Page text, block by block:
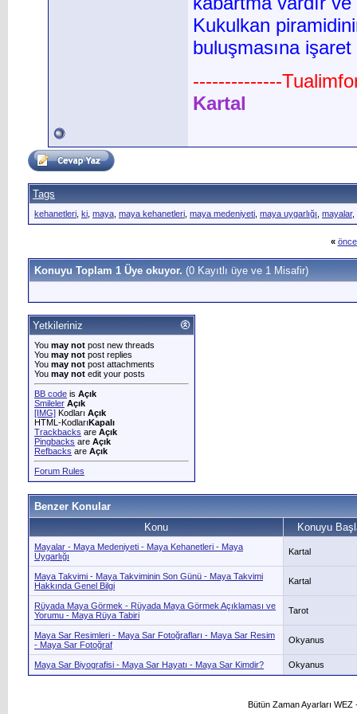
Kukulkan
buluşmasına
--------------
Kartal
Tags
kehanetleri ki maya maya kehanetleri maya medeniyeti maya uygarlığı mayalar,
«
Konuyu Toplam 1 Üye okuyor. (0 Kayıtlı üye ve 1 Misafir)
Yetkileriniz
You may not post new threads
You may not post replies
You may not post attachments
You may not edit your posts
BB code is Açık
Smileler Açık
[IMG] Kodları Açık
HTML-KodlarıKapalı
Trackbacks are Açık
Pingbacks are Açık
Refbacks are Açık
Forum Rules
Benzer Konular
Konu
Konuyu
Mayalar - Maya Medeniyeti - Maya Kehanetleri - Maya
Uygarlığı
Kartal
Maya Takvimi - Maya Takviminin Son Günü - Maya Takvimi
Hakkında Genel Bilgi
Kartal
Rüyada Maya Görmek - Rüyada Maya Görmek Açıklaması ve
Yorumu - Maya Rüya Tabiri
Tarot
Maya Sar Resimleri - Maya Sar Fotoğrafları - Maya Sar Resim
- Maya Sar Fotoğraf
Okyanus
Maya Sar Biyografisi - Maya Sar Hayatı - Maya Sar Kimdir? Okyanus
Bütün Zaman Ayarları